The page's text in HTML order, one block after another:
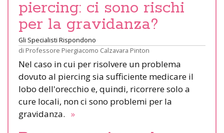
piercing: ci sono rischi
per la gravidanza?
Gli Specialisti Rispondono
di Professore Piergiacomo Calzavara Pinton
Nel caso in cui per risolvere un problema
dovuto al piercing sia sufficiente medicare il
lobo dell'orecchio e, quindi, ricorrere solo a
cure locali, non ci sono problemi per la
gravidanza. »